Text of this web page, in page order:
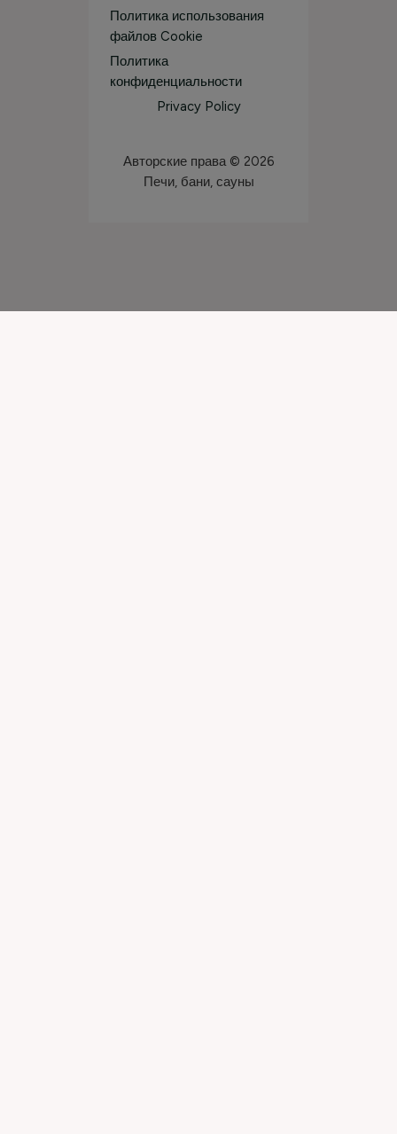
Политика использования
файлов Cookie
Политика
конфиденциальности
Privacy Policy
Авторские права © 2026
Печи, бани, сауны